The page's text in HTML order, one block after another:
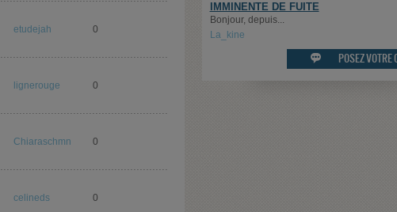
etudejah 0
lignerouge 0
Chiaraschmn 0
celineds 0
IMMINENTE DE FUITE
Bonjour, depuis...
La_kine
 POSEZ VOTRE